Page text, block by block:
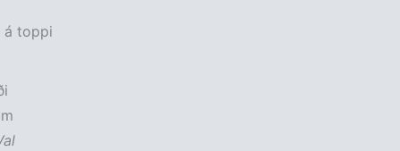
á toppi